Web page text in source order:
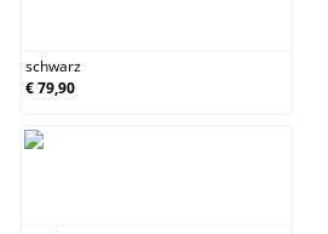
schwarz
€ 79,90